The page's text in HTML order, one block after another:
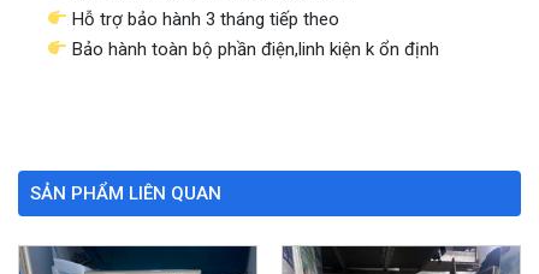
Hỗ trợ bảo hành 3 tháng tiếp theo
Bảo hành toàn bộ phần điện,linh kiện k ổn định
SẢN PHẨM LIÊN QUAN